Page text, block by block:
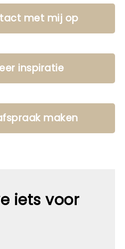
met mij op
inspiratie
maken
iets voor